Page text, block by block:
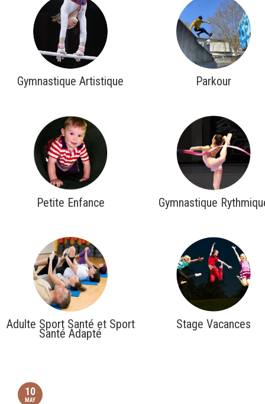
Gymnastique Artistique Parkour
Petite Enfance Gymnastique
Adulte Sport Santé et Sport
Santé Adapté
Stage Vacances
10
MAY